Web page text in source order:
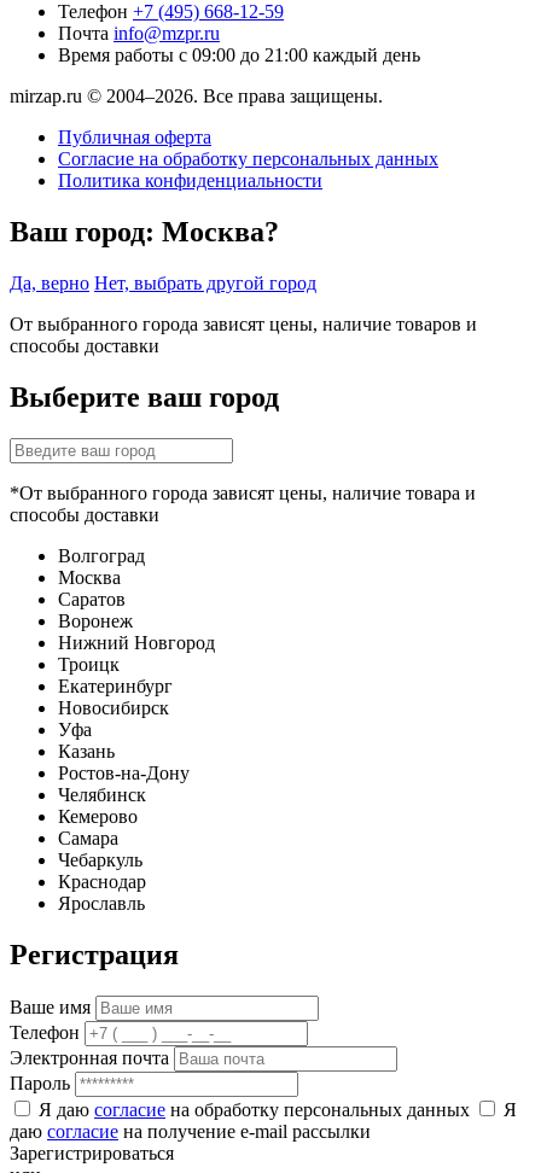
Телефон +7 (495) 668-12-59
Почта info@mzpr.ru
Время работы с 09:00 до 21:00 каждый день
mirzap.ru © 2004–2026. Все права защищены.
Публичная оферта
Согласие на обработку персональных данных
Политика конфиденциальности
Ваш город: Москва?
Да, верно Нет, выбрать другой город
От выбранного города зависят цены, наличие товаров и
способы доставки
Выберите ваш город
*От выбранного города зависят цены, наличие товара и
способы доставки
Волгоград
Москва
Саратов
Воронеж
Нижний Новгород
Троицк
Екатеринбург
Новосибирск
Уфа
Казань
Ростов-на-Дону
Челябинск
Кемерово
Самара
Чебаркуль
Краснодар
Ярославль
Регистрация
Ваше имя
Телефон
Электронная почта
Пароль
Я даю согласие на обработку персональных данных
Я
даю согласие на получение e-mail рассылки
Зарегистрироваться